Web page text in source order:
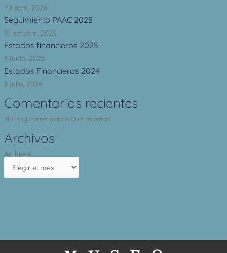
29 abril, 2026
Seguimiento PAAC 2025
15 octubre, 2025
Estados financieros 2025
4 junio, 2025
Estados Financieros 2024
8 julio, 2024
Comentarios recientes
No hay comentarios que mostrar.
Archivos
Archivos